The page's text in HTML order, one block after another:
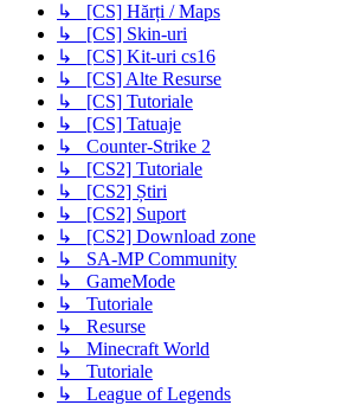
↳ [CS] Hărți / Maps
↳ [CS] Skin-uri
↳ [CS] Kit-uri cs16
↳ [CS] Alte Resurse
↳ [CS] Tutoriale
↳ [CS] Tatuaje
↳ Counter-Strike 2
↳ [CS2] Tutoriale
↳ [CS2] Știri
↳ [CS2] Suport
↳ [CS2] Download zone
↳ SA-MP Community
↳ GameMode
↳ Tutoriale
↳ Resurse
↳ Minecraft World
↳ Tutoriale
↳ League of Legends